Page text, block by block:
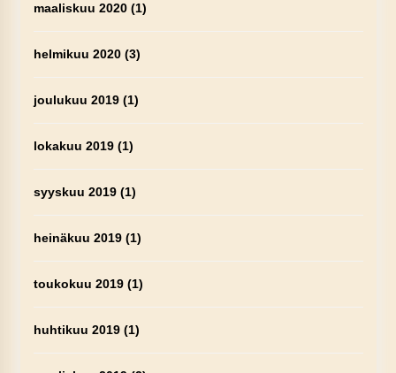
maaliskuu 2020(1)
helmikuu 2020(3)
joulukuu 2019(1)
lokakuu 2019(1)
syyskuu 2019(1)
heinäkuu 2019(1)
toukokuu 2019(1)
huhtikuu 2019(1)